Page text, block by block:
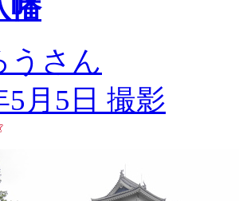
幡
うさん
5月5日 撮影